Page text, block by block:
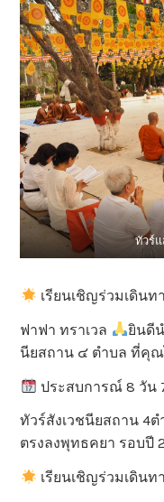
ทัวร์แ
เรียนเชิญร่วมเดิน
ฟาฟา ทราเวล
ยินดี
นียสถาน ๔ ตำบล ที่คุ
ประสบการณ์ 8 วัน
ทัวร์สังเวชนียสถาน 4
ตรงลงพุทธคยา รอบปี
เรียนเชิญร่วมเดิน